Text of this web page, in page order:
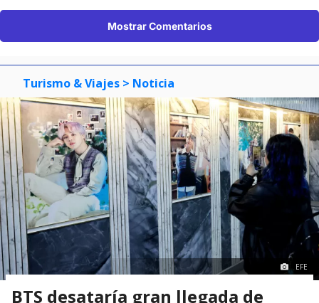
Mostrar Comentarios
Turismo & Viajes > Noticia
EFE
BTS desataría gran llegada de